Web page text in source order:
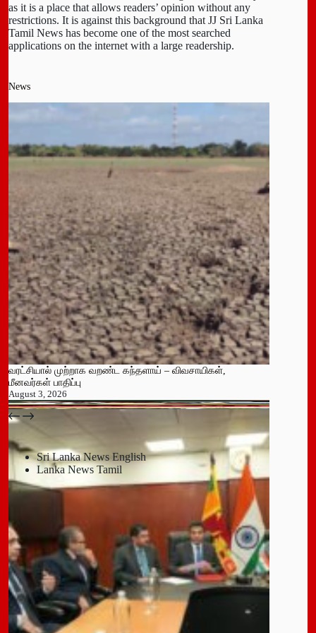
as it is a place that allows readers’ opinion without any
restrictions. It is against this background that JJ Sri Lanka
Tamil News has become one of the most searched
applications on the internet with a large readership.
News
வரட்சியால் முற்றாக வறண்ட கந்தளாய் – விவசாயிகள்,
மீனவர்கள் பாதிப்பு
August 3, 2026
பதுளை மாநகர சபையின் NPP உறுப்பினர் திடீர் ராஜினாமா!
July 14, 2026
Sri Lanka News English
Lanka News Tamil
Leave a Reply
You must be
logged into post a comment.